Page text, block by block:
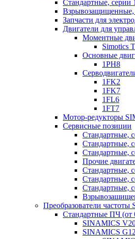
Стандартные, серии
Запчасти для
Двигатели для
Моментные
Simotics
Основные
1PH8
1FK2
1FK7
1FL6
1FT7
Мотор-редукторы
Сервисные позиции
Стандартные,
Стандартные,
Стандартные,
Прочие
Стандартные,
Стандартные,
Стандартные,
Преобразователи частоты
Стандартные ПЧ (от
SINAMICS
SINAMICS